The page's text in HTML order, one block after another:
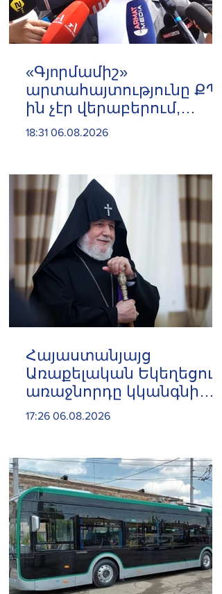
«Գյnրմամիշ»
արտահայտությունը ՔՊ-
ին չէր վերաբերում,
ինձնից բիզնես
Կարապետյան
18:31 06.08.2026
Հայաստանյայց
Առաքելական Եկեղեցու
առաջնորդը կկանգնի
դատարանի առջև՝
հակամարտության
պատճառով․ Reuters-ի
արձագանքը
17:26 06.08.2026